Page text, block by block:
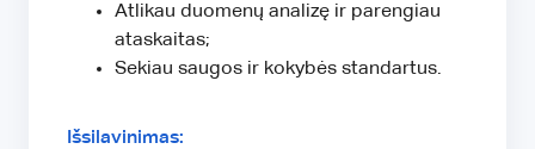
Atlikau duomenų analizę ir parengiau
ataskaitas;
Sekiau saugos ir kokybės standartus.
Išsilavinimas: